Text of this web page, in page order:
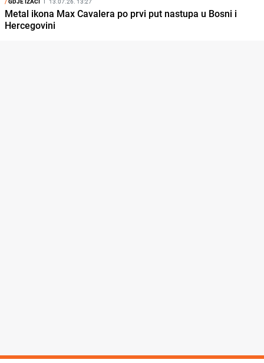
Metal ikona Max Cavalera po prvi put nastupa u Bosni i
Hercegovini